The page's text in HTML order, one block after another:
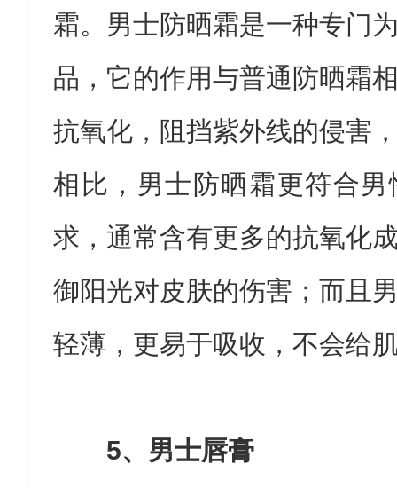
霜。男士防晒霜是一种专门
品，它的作用与普通防晒霜
抗氧化，阻挡紫外线的侵害
相比，男士防晒霜更符合
求，通常含有更多的抗氧化
御阳光对皮肤的伤害；而且
轻薄，更易于吸收，不会给
5、男士唇膏